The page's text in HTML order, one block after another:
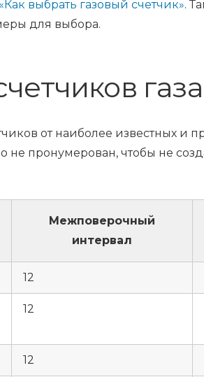
«Как выбрать газовый счетчик».
для выбора.
газа
от наиболее известных и
пронумерован, чтобы не
Межповерочный
интервал
12
12
12